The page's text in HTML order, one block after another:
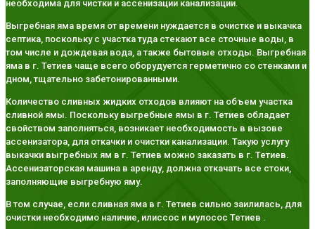
необходима для чистки и ассенизации канализации.
Выгребная яма время от времени нуждается в очистке и выкачка
септика, поскольку с участка туда стекают все сточные воды, в
том числе и дождевая вода, а также бытовые отходы. Выгребная
яма в г. Тетиев чаще всего оборудуется герметично со стенками и
дном, тщательно забетонированными.
Количество сливных жидких отходов влияют на объем участка
сливной ямы. Поскольку выгребные ямы в г. Тетиев обладает
свойством заполняться, возникает необходимость в вызове
ассенизатора, для откачки и очистки канализации. Такую услугу
выкачки выгребных ям в г. Тетиев можно заказать в г. Тетиев.
Ассенизаторская машина в аренду, должна откачать все стоки,
заполняющие выгребную яму.
В том случае, если сливная яма в г. Тетиев сильно заилилась, для
очистки необходимо наличие, илиссос и мулосос Тетиев .